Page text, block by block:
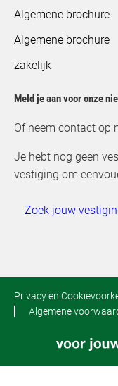
Algemene brochure
Algemene brochure
zakelijk
Meld je aan voor onze
Of neem contact op
Je hebt nog geen
vestiging om
Zoek jouw
Privacy en
Algemene